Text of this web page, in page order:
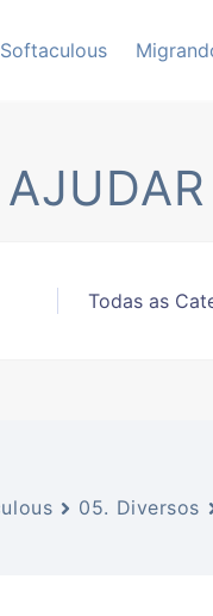
Softaculous
05. Diversos